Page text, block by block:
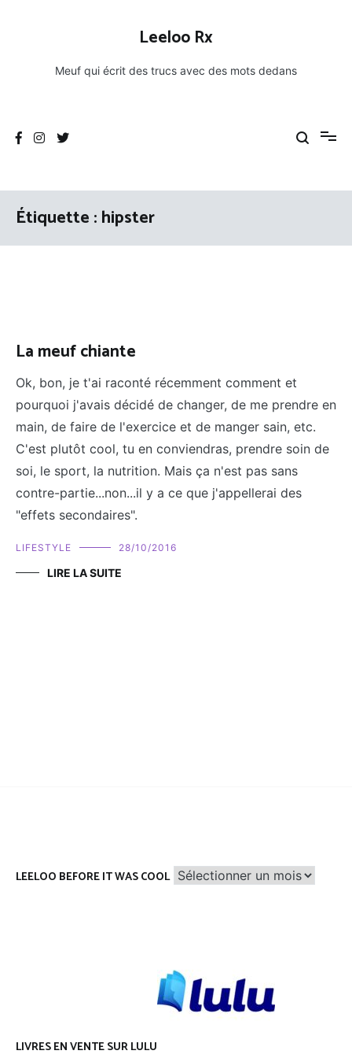
Leeloo Rx
Meuf qui écrit des trucs avec des mots dedans
Étiquette :hipster
La meuf chiante
Ok, bon, je t'ai raconté récemment comment et
pourquoi j'avais décidé de changer, de me prendre en
main, de faire de l'exercice et de manger sain, etc.
C'est plutôt cool, tu en conviendras, prendre soin de
soi, le sport, la nutrition. Mais ça n'est pas sans
contre-partie...non...il y a ce que j'appellerai des
"effets secondaires".
LIFESTYLE 28/10/2016
LIRE LA SUITE
LEELOO BEFORE IT WAS COOL Leeloo
before
LIVRES EN VENTE SUR LULU